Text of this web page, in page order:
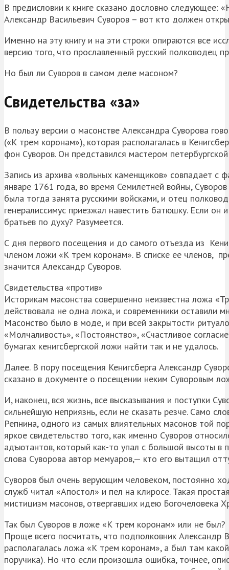
В предисловии к книге сказано дословно следующее:
Александр Васильевич Суворов – вот кто должен
Именно на эту книгу и на эти строки опираются все
версию того, что прославленный русский полководец
Но был ли Суворов в самом деле масоном?
Свидетельства «за»
В пользу версии о масонстве Александра Суворова
(«К трем коронам»), которая располагалась в
фон Суворов. Он представился мастером
Запись из архива «вольных каменщиков» совпадает с
январе 1761 года, во время Семилетней войны,
была тогда занята русскими войсками, и отец
генералиссимус приезжал навестить батюшку. Если
братьев по духу? Разумеется.
С дня первого посещения и до самого отъезда из
членом ложи «К трем коронам». В списке ее членов,
значится Александр Суворов.
Свидетельства «против»
Историкам масонства совершенно неизвестна ложа
действовала не одна ложа, и современники оставили
Масонство было в моде, и при всей закрытости
«Молчаливость», «Постоянство», «Счастливое
бумагах кенигсбергской ложи найти так и не удалось.
Далее. В пору посещения Кенигсберга Александр
сказано в документе о посещении неким Суворовым
И, наконец, вся жизнь, все высказывания и поступки
сильнейшую неприязнь, если не сказать резче. Само
Репнина, одного из самых влиятельных масонов той
яркое свидетельство того, как именно Суворов
адъютантов, который как-то упал с большой высоты в
слова Суворова автор мемуаров,— кто его вытащил
Суворов был очень верующим человеком, постоянно
служб читал «Апостол» и пел на клиросе. Такая
мистицизм масонов, отвергавших идею Богочеловека
Так был Суворов в ложе «К трем коронам» или не был?
Проще всего посчитать, что подполковник Александр
располагалась ложа «К трем коронам», а был там
поручика). Но что если произошла ошибка, точнее,